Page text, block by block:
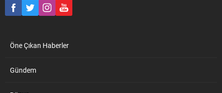
Öne Çıkan Haberler
Gündem